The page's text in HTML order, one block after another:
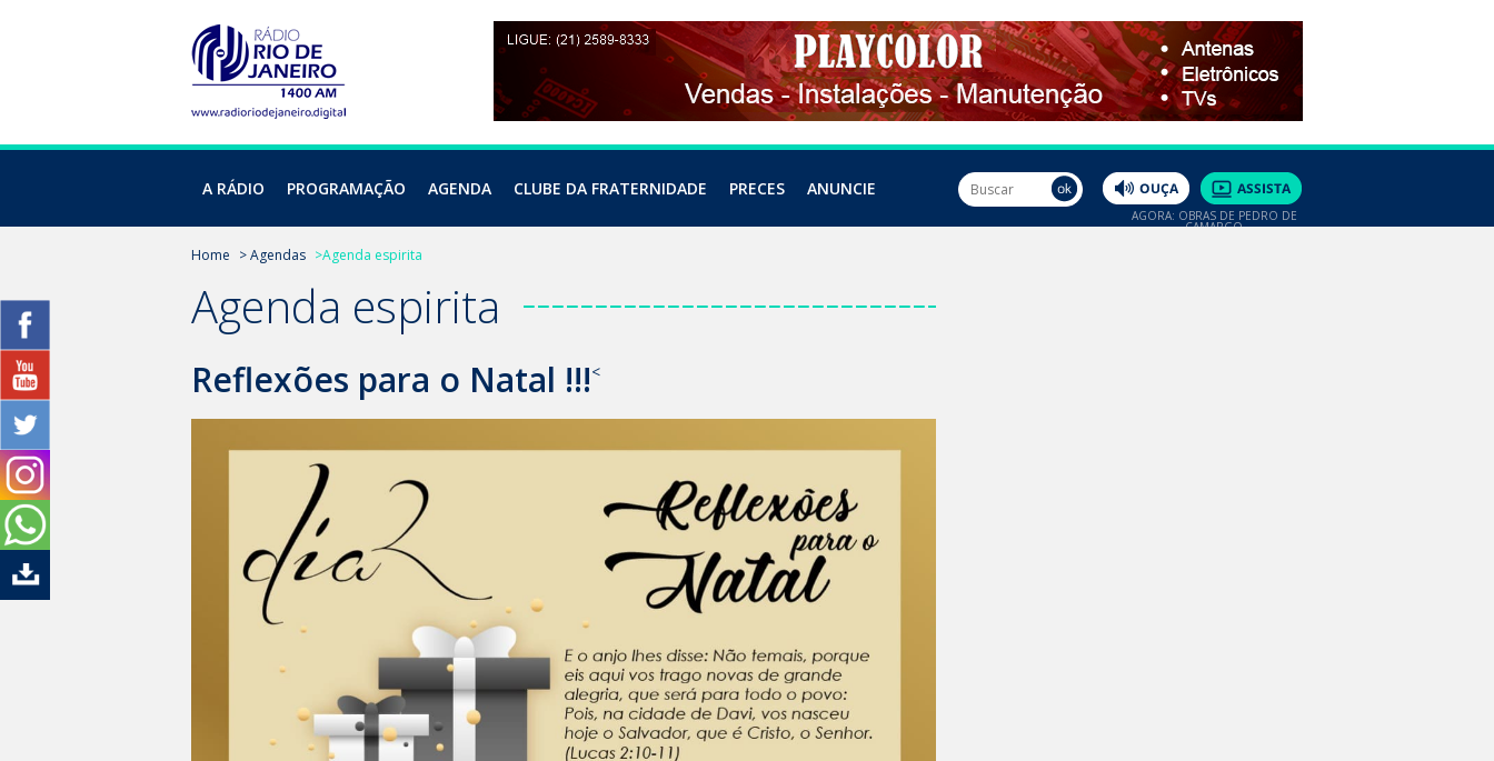
A RÁDIO PROGRAMAÇÃO AGENDA CLUBE DA FRATERNIDADE PRECES ANUNCIE
AGORA: OBRAS DE PEDRO DE
CAMARGO
Home > Agendas >Agenda espirita
Agenda espirita
Reflexões para o Natal !!!<